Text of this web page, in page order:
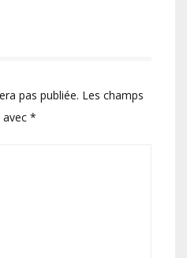
pas publiée. Les champs
*